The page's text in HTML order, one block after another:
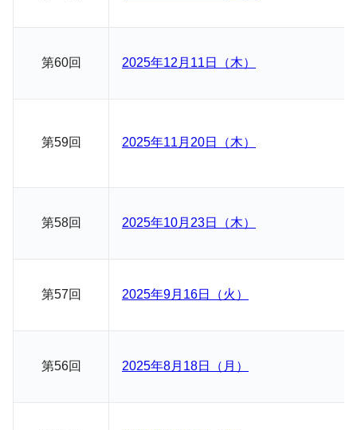
第60回 2025年12月11日（木）
第59回 2025年11月20日（木）
第58回 2025年10月23日（木）
第57回 2025年9月16日（火）
第56回 2025年8月18日（月）